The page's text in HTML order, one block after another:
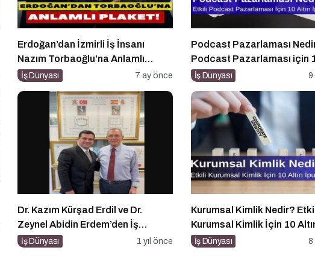
Erdoğan’dan İzmirli İş İnsanı
Nazım Torbaoğlu’na Anlamlı
Plaket
İş Dünyası 7 ay önce
Podcast Pazarlaması
Podcast Pazarlaması için
İpucu
İş Dünyası 9
Dr. Kazım Kürşad Erdil ve Dr.
Zeynel Abidin Erdem’den İş
Dünyası Buluşması
İş Dünyası 1 yıl önce
Kurumsal Kimlik Nedir?
Kurumsal Kimlik İçin 10
İş Dünyası 8